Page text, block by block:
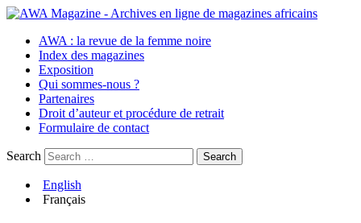
AWA : la revue de la femme noire
Index des magazines
Exposition
Qui sommes-nous ?
Partenaires
Droit d’auteur et procédure de retrait
Formulaire de contact
Search
English
Français